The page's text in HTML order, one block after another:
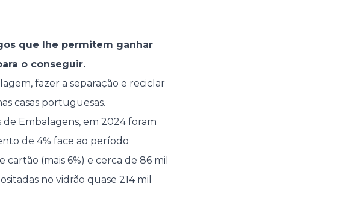
que lhe permitem ganhar
o conseguir.
fazer a separação e reciclar
casas portuguesas.
Embalagens, em 2024 foram
de 4% face ao período
(mais 6%) e cerca de 86 mil
no vidrão quase 214 mil